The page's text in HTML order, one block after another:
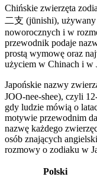
Chińskie zwierzęta
二支 (jūnishi), używany
noworocznych i w
przewodnik podaje
prostą wymowę oraz
użyciem w Chinach i w
Japońskie nazwy
JOO-nee-shee), czyli
gdy ludzie mówią o
motywie przewodnim
nazwę każdego
osób znających
rozmowy o zodiaku w
Polski